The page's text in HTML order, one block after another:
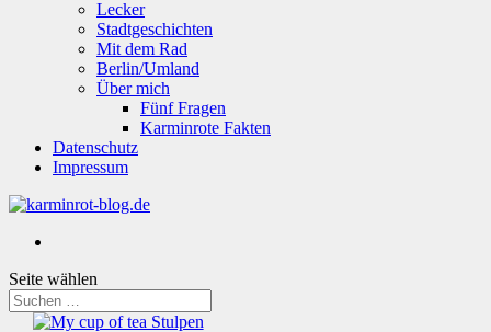
Lecker
Stadtgeschichten
Mit dem Rad
Berlin/Umland
Über mich
Fünf Fragen
Karminrote Fakten
Datenschutz
Impressum
Seite wählen